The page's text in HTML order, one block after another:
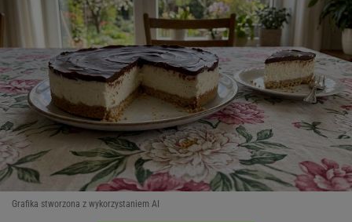
Grafika stworzona z wykorzystaniem AI